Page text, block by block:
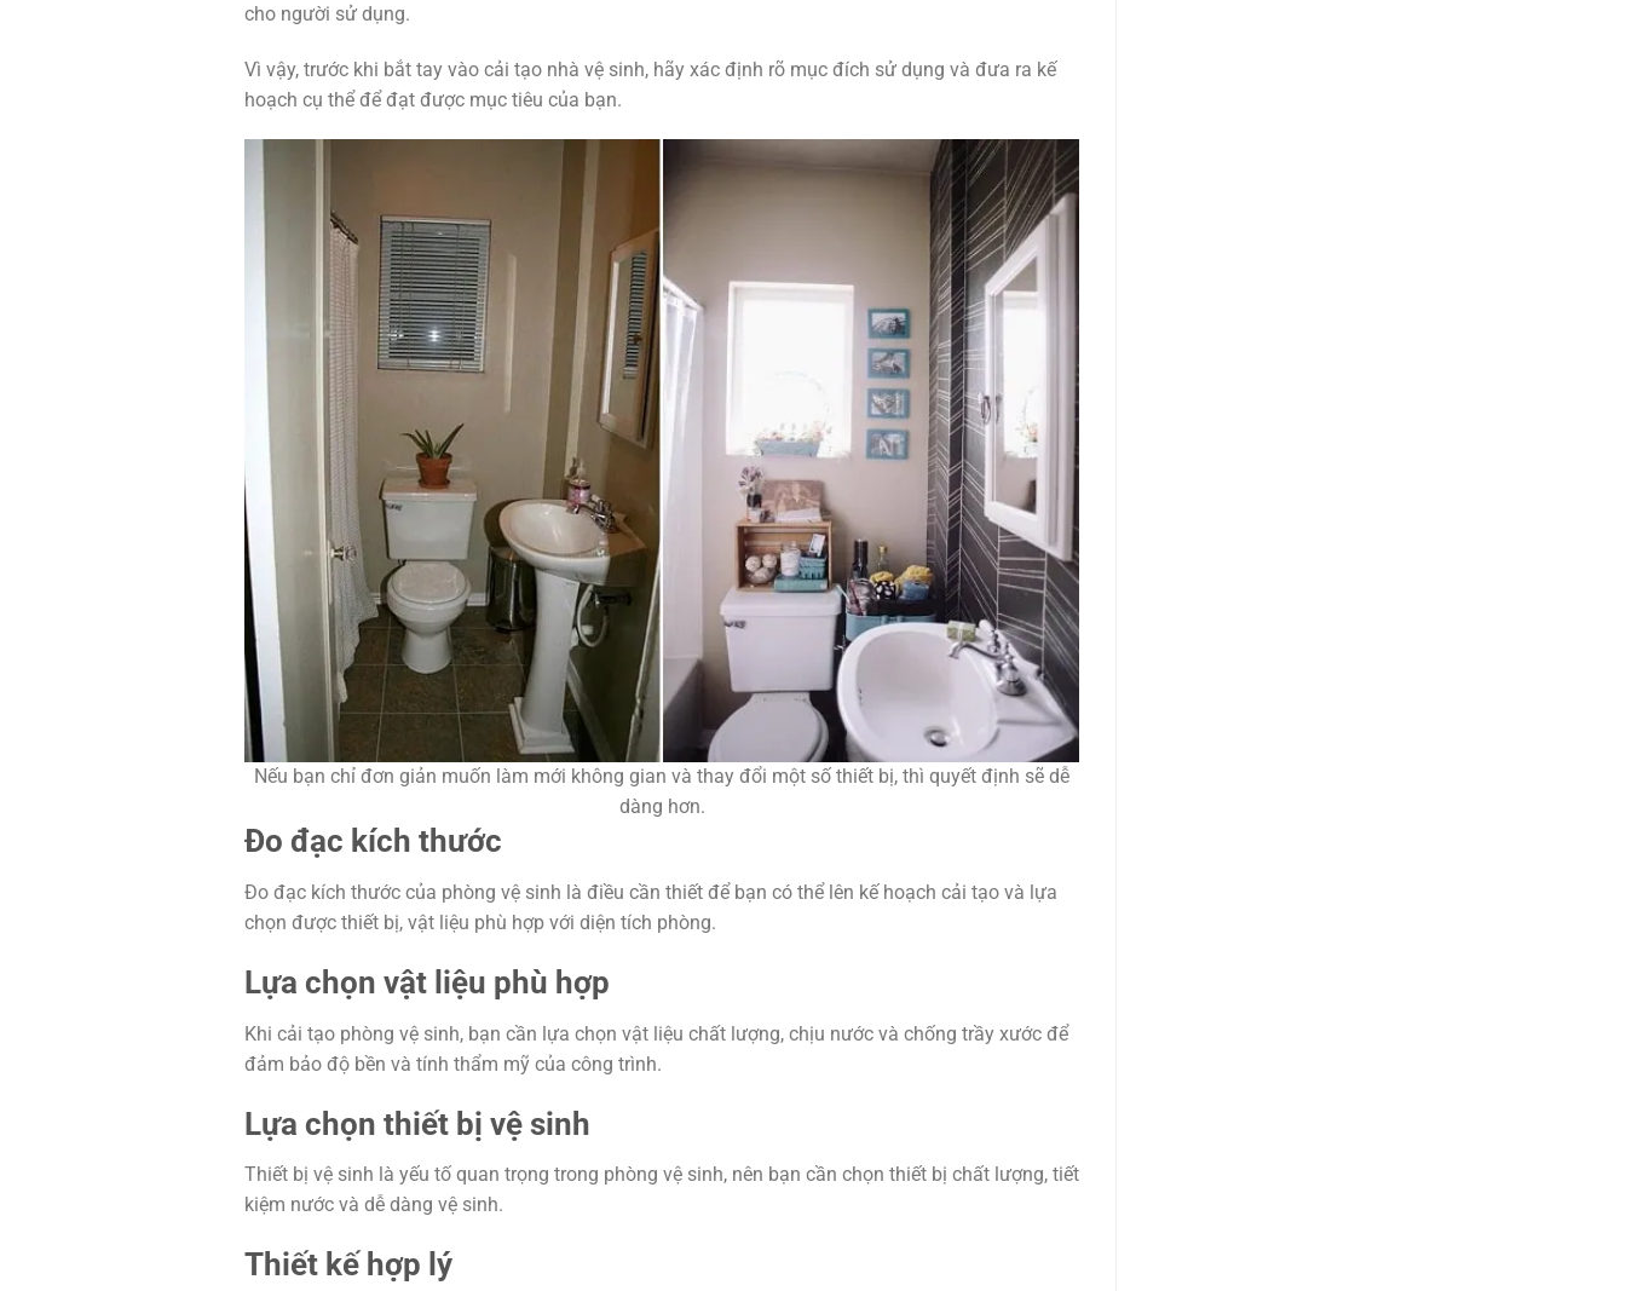
cho người sử dụng.
Vì vậy, trước khi bắt tay vào cải tạo nhà vệ sinh, hãy xác định rõ mục đích sử dụng và đưa ra kế
hoạch cụ thể để đạt được mục tiêu của bạn.
Nếu bạn chỉ đơn giản muốn làm mới không gian và thay đổi một số thiết bị, thì quyết định sẽ dễ
dàng hơn.
Đo đạc kích thước
Đo đạc kích thước của phòng vệ sinh là điều cần thiết để bạn có thể lên kế hoạch cải tạo và lựa
chọn được thiết bị, vật liệu phù hợp với diện tích phòng.
Lựa chọn vật liệu phù hợp
Khi cải tạo phòng vệ sinh, bạn cần lựa chọn vật liệu chất lượng, chịu nước và chống trầy xước để
đảm bảo độ bền và tính thẩm mỹ của công trình.
Lựa chọn thiết bị vệ sinh
Thiết bị vệ sinh là yếu tố quan trọng trong phòng vệ sinh, nên bạn cần chọn thiết bị chất lượng, tiết
kiệm nước và dễ dàng vệ sinh.
Thiết kế hợp lý